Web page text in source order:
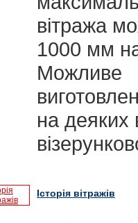
вітража
1000 мм
Можливе
на деяких
Історія вітражів